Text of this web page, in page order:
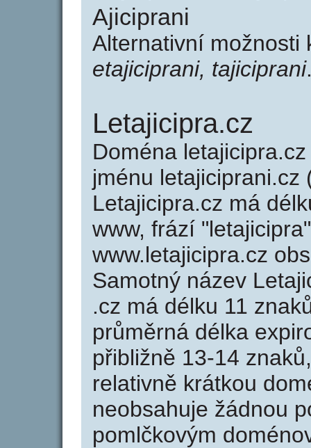
Ajiciprani
Alternativní možnosti
etajiciprani, tajiciprani
Letajicipra.cz
Doména
jménu letajiciprani.cz
Letajicipra.cz má
www, frází
www.letajicipra.cz
Samotný název
.cz má délku 11
průměrná délka
přibližně 13-14
relativně krátkou
neobsahuje žádnou
pomlčkovým